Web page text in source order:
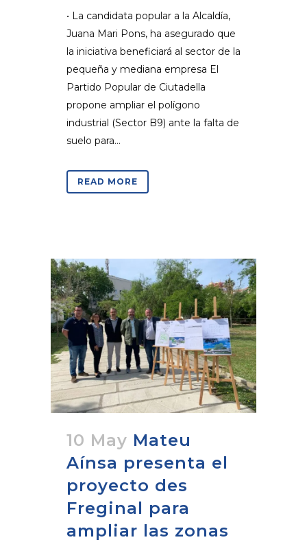
• La candidata popular a la Alcaldía,
Juana Mari Pons, ha asegurado que
la iniciativa beneficiará al sector de la
pequeña y mediana empresa El
Partido Popular de Ciutadella
propone ampliar el polígono
industrial (Sector B9) ante la falta de
suelo para...
READ MORE
10 May Mateu
Aínsa presenta el
proyecto des
Freginal para
ampliar las zonas